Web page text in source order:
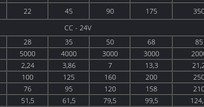
22 45 90 175
CC - 24V
28 35 50 68
85
5000 4000 3000 3000
2,24 3,86 7 13,3
100 125 160 200
76 95 120 158
51,5 61,5 79,5 99,5